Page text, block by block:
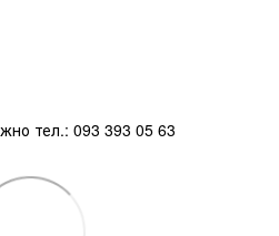
тел.: 093 393 05 63